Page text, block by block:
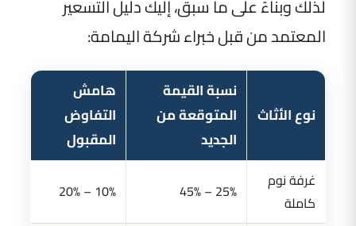
لذلك وبناءً على ما سبق، إليك دليل التسعير
المعتمد من قبل خبراء شركة اليمامة:
نوع الأثاث
نسبة القيمة
المتوقعة من
الجديد
هامش
التفاوض
المقبول
غرفة نوم
كاملة
25% – 45%
10% – 20%